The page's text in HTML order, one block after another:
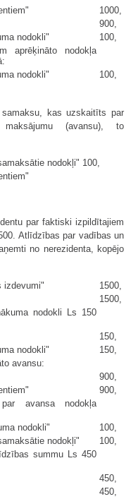
1000,
900,
nodokli"
100,
aprēķināto nodokļa
nodokli"
100,
kas uzskaitīts par
maksājumu (avansu), to
nodokļi" 100,
par faktiski izpildītajiem
Atlīdzības par vadības un
no nerezidenta, kopējo
izdevumi"
1500,
1500,
nodokli Ls 150
150,
nodokli"
150,
avansu:
900,
900,
avansa nodokļa
nodokli"
100,
nodokļi"
100,
summu Ls 450
450,
450,